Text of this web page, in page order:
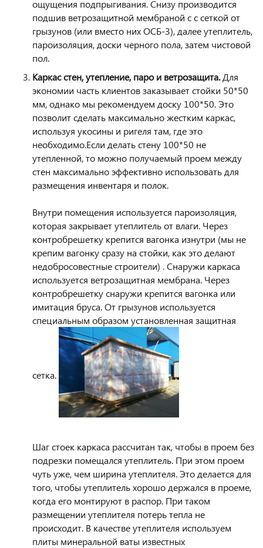
ощущения подпрыгивания. Снизу производится
подшив ветрозащитной мембраной с с сеткой от
грызунов (или вместо них ОСБ-3), далее утеплитель,
пароизоляция, доски черного пола, затем чистовой
пол.
Каркас стен, утепление, паро и ветрозащита.Для
экономии часть клиентов заказывает стойки 50*50
мм, однако мы рекомендуем доску 100*50. Это
позволит сделать максимально жестким каркас,
используя укосины и ригеля там, где это
необходимо.Если делать стену 100*50 не
утепленной, то можно получаемый проем между
стен максимально эффективно использовать для
размещения инвентаря и полок.
Внутри помещения используется пароизоляция,
которая закрывает утеплитель от влаги. Через
контробрешетку крепится вагонка изнутри (мы не
крепим вагонку сразу на стойки, как это делают
недобросовестные строители) . Снаружи каркаса
используется ветрозащитная мембрана. Через
контробрешетку снаружи крепится вагонка или
имитация бруса. От грызунов используется
специальным образом установленная защитная
сетка.
Шаг стоек каркаса рассчитан так, чтобы в проем без
подрезки помещался утеплитель. При этом проем
чуть уже, чем ширина утеплителя. Это делается для
того, чтобы утеплитель хорошо держался в проеме,
когда его монтируют в распор. При таком
размещении утеплителя потерь тепла не
происходит. В качестве утеплителя используем
плиты минеральной ваты известных